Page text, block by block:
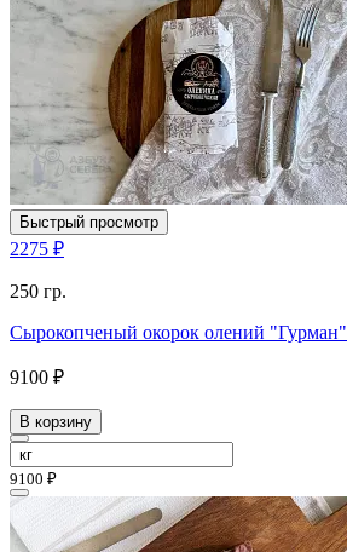
Быстрый просмотр
2275 ₽
250 гр.
Сырокопченый окорок олений "Гурман"
9100 ₽
В корзину
9100 ₽